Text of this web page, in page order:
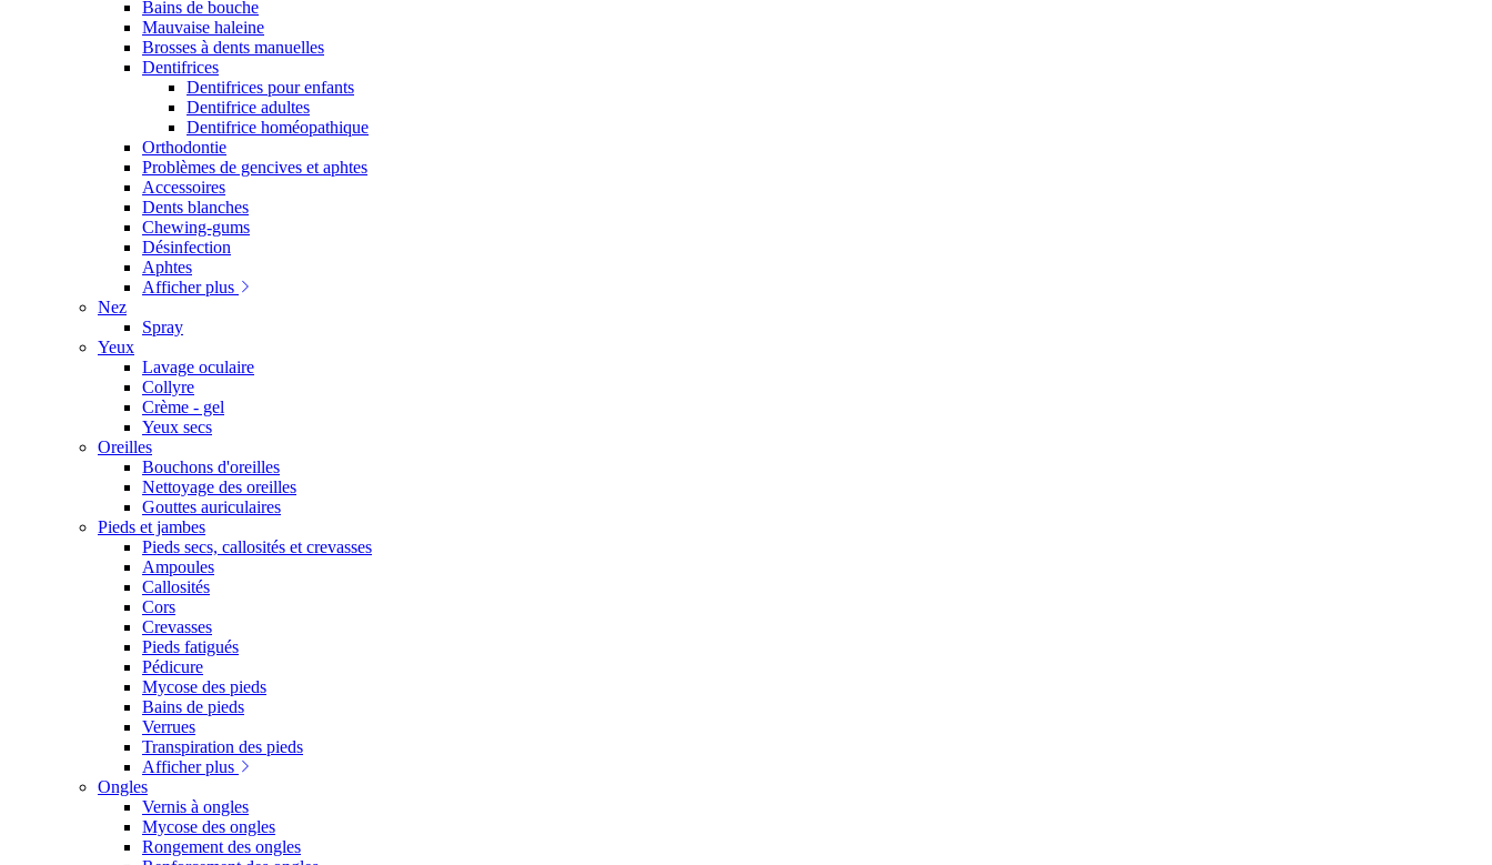
Bains de bouche
Mauvaise haleine
Brosses à dents manuelles
Dentifrices
Dentifrices pour enfants
Dentifrice adultes
Dentifrice homéopathique
Orthodontie
Problèmes de gencives et aphtes
Accessoires
Dents blanches
Chewing-gums
Désinfection
Aphtes
Afficher plus
Nez
Spray
Yeux
Lavage oculaire
Collyre
Crème - gel
Yeux secs
Oreilles
Bouchons d'oreilles
Nettoyage des oreilles
Gouttes auriculaires
Pieds et jambes
Pieds secs, callosités et crevasses
Ampoules
Callosités
Cors
Crevasses
Pieds fatigués
Pédicure
Mycose des pieds
Bains de pieds
Verrues
Transpiration des pieds
Afficher plus
Ongles
Vernis à ongles
Mycose des ongles
Rongement des ongles